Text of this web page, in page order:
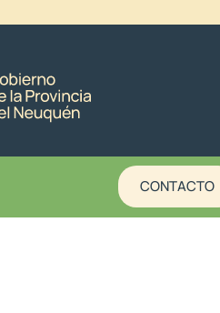
CONTACTO